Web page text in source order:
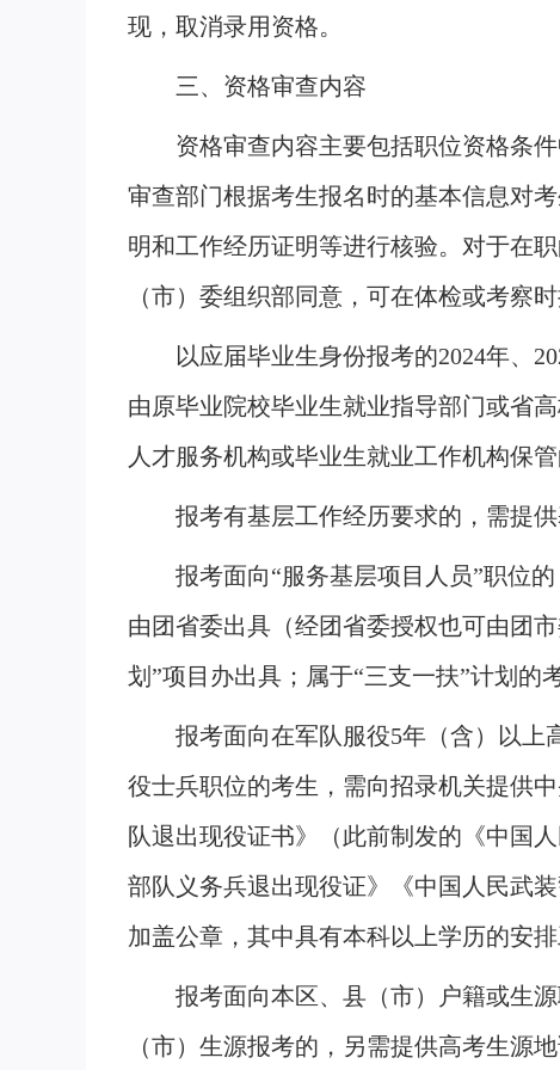
现，取消录用资格。
三、资格审查内容
资格审查内容主要包括职位资格条
审查部门根据考生报名时的基本信息对
明和工作经历证明等进行核验。对于在
（市）委组织部同意，可在体检或考察时
以应届毕业生身份报考的2024年、
由原毕业院校毕业生就业指导部门或省
人才服务机构或毕业生就业工作机构保
报考有基层工作经历要求的，需提供
报考面向“服务基层项目人员”职位
由团省委出具（经团省委授权也可由团
划”项目办出具；属于“三支一扶”计划的
报考面向在军队服役5年（含）以上
役士兵职位的考生，需向招录机关提供
队退出现役证书》（此前制发的《中国
部队义务兵退出现役证》《中国人民武
加盖公章，其中具有本科以上学历的安
报考面向本区、县（市）户籍或生
（市）生源报考的，另需提供高考生源